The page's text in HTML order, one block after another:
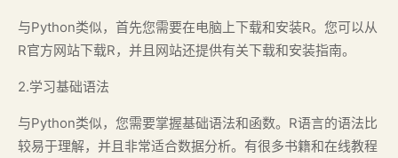
与Python类似，首先您需要在电脑上下载和安装R。您可以从
R官方网站下载R，并且网站还提供有关下载和安装指南。
2.学习基础语法
与Python类似，您需要掌握基础语法和函数。R语言的语法比
较易于理解，并且非常适合数据分析。有很多书籍和在线教程